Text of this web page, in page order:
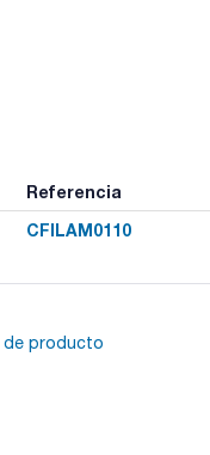
Referencia
CFILAM0110
de producto